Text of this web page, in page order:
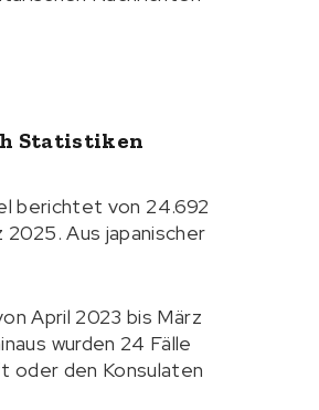
Statistiken
berichtet von 24.692
Aus japanischer
April 2023 bis März
wurden 24 Fälle
oder den Konsulaten